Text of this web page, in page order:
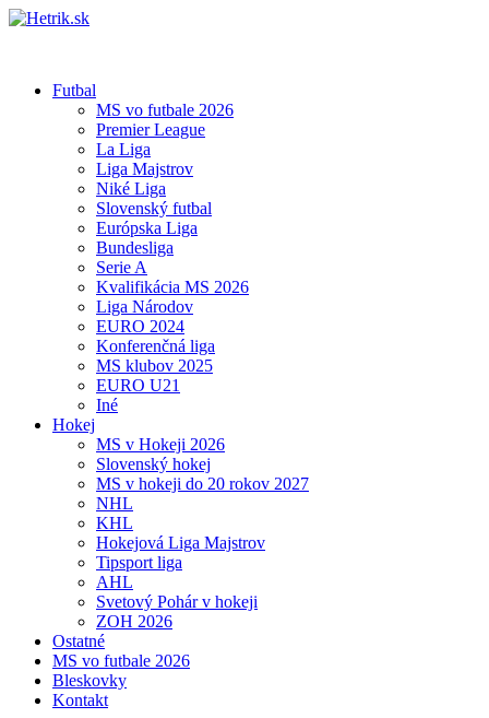
Futbal
MS vo futbale 2026
Premier League
La Liga
Liga Majstrov
Niké Liga
Slovenský futbal
Európska Liga
Bundesliga
Serie A
Kvalifikácia MS 2026
Liga Národov
EURO 2024
Konferenčná liga
MS klubov 2025
EURO U21
Iné
Hokej
MS v Hokeji 2026
Slovenský hokej
MS v hokeji do 20 rokov 2027
NHL
KHL
Hokejová Liga Majstrov
Tipsport liga
AHL
Svetový Pohár v hokeji
ZOH 2026
Ostatné
MS vo futbale 2026
Bleskovky
Kontakt